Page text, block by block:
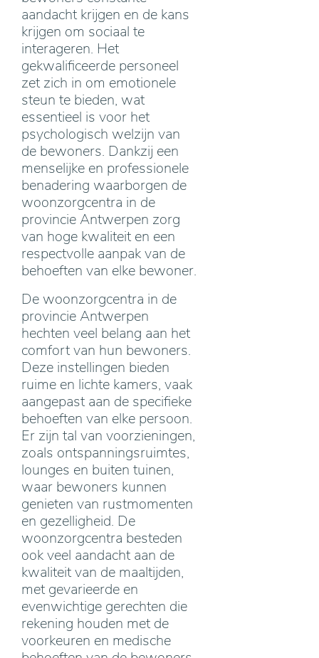
aandacht krijgen en de kans
krijgen om sociaal te
interageren. Het
gekwalificeerde personeel
zet zich in om emotionele
steun te bieden, wat
essentieel is voor het
psychologisch welzijn van
de bewoners. Dankzij een
menselijke en professionele
benadering waarborgen de
woonzorgcentra in de
provincie Antwerpen zorg
van hoge kwaliteit en een
respectvolle aanpak van de
behoeften van elke bewoner.
De woonzorgcentra in de
provincie Antwerpen
hechten veel belang aan het
comfort van hun bewoners.
Deze instellingen bieden
ruime en lichte kamers, vaak
aangepast aan de specifieke
behoeften van elke persoon.
Er zijn tal van voorzieningen,
zoals ontspanningsruimtes,
lounges en buiten tuinen,
waar bewoners kunnen
genieten van rustmomenten
en gezelligheid. De
woonzorgcentra besteden
ook veel aandacht aan de
kwaliteit van de maaltijden,
met gevarieerde en
evenwichtige gerechten die
rekening houden met de
voorkeuren en medische